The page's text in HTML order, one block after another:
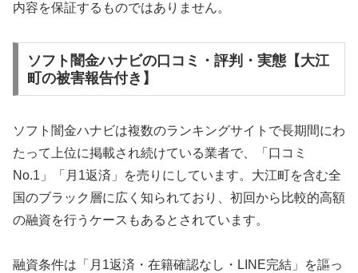
内容を保証するものではありません。
ソフト闇金ハナビの口コミ・評判・実態【大江
町の被害報告付き】
ソフト闇金ハナビは複数のランキングサイトで長期間にわ
たって上位に掲載され続けている業者で、「口コミ
No.1」「月1返済」を売りにしています。大江町を含む全
国のブラック層に広く知られており、初回から比較的高額
の融資を行うケースもあるとされています。
融資条件は「月1返済・在籍確認なし・LINE完結」を謳っ